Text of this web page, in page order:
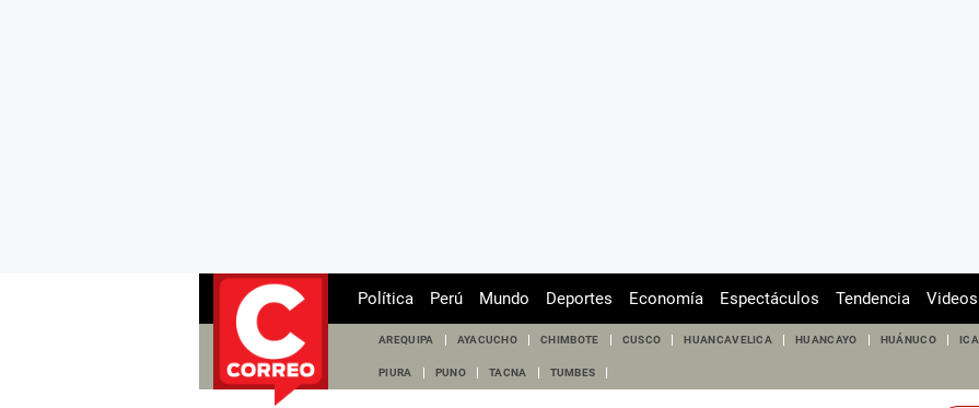
Política Perú Mundo Deportes Economía Espectáculos Tendencia Videos
AREQUIPA AYACUCHO CHIMBOTE CUSCO HUANCAVELICA HUANCAYO HUÁNUCO ICA
PIURA PUNO TACNA TUMBES